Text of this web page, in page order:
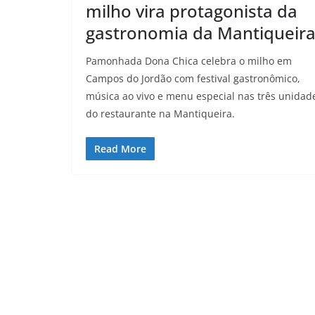
milho vira protagonista da
gastronomia da Mantiqueira
Pamonhada Dona Chica celebra o milho em
Campos do Jordão com festival gastronômico,
música ao vivo e menu especial nas três
do restaurante na Mantiqueira.
Read More